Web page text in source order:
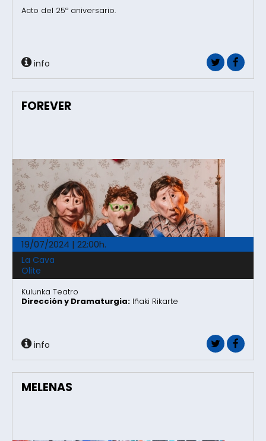
Acto del 25º aniversario.
info
FOREVER
19/07/2024 | 22:00h.
La Cava
Olite
Kulunka Teatro
Dirección y Dramaturgia: Iñaki Rikarte
info
MELENAS